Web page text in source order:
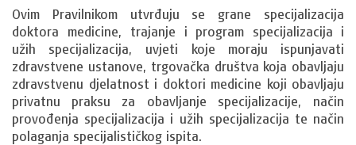
Ovim Pravilnikom utvrđuju se grane specijalizacija
doktora medicine, trajanje i program specijalizacija i
užih specijalizacija, uvjeti koje moraju ispunjavati
zdravstvene ustanove, trgovačka društva koja obavljaju
zdravstvenu djelatnost i doktori medicine koji obavljaju
privatnu praksu za obavljanje specijalizacije, način
provođenja specijalizacija i užih specijalizacija te način
polaganja specijalističkog ispita.